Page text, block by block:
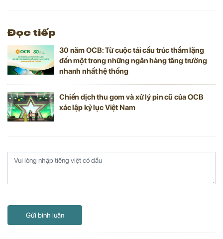
Đọc tiếp
30 năm OCB: Từ cuộc tái cấu trúc thầm lặng
đến một trong những ngân hàng tăng trưởng
nhanh nhất hệ thống
Chiến dịch thu gom và xử lý pin cũ của OCB
xác lập kỷ lục Việt Nam
Gửi bình luận